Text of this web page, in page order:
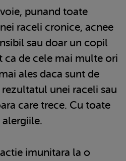
punand toate
raceli cronice, acnee
sau doar un copil
ca de cele mai multe ori
ales daca sunt de
unei raceli sau
care trece. Cu toate
alergiile.
imunitara la o